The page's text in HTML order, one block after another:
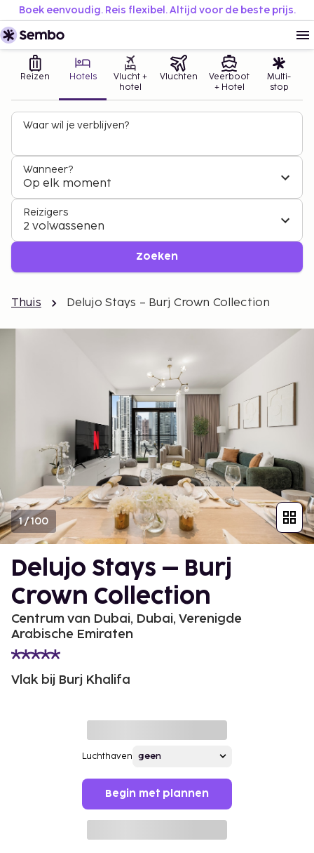
Boek eenvoudig. Reis flexibel. Altijd voor de beste prijs.
Reizen Hotels
Vlucht +
hotel
Vluchten
Veerboot
+ Hotel
Multi-
stop
Waar wil je verblijven?
Wanneer?
Op elk moment
Reizigers
2 volwassenen
Zoeken
Thuis Delujo Stays – Burj Crown Collection
1/100
Delujo Stays – Burj
Crown Collection
Centrum van Dubai, Dubai, Verenigde
Arabische Emiraten
Vlak bij Burj Khalifa
Luchthaven
Begin met plannen